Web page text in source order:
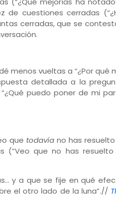
de cuestiones cerradas
cerradas, que se
menos vueltas a “¿Por qué
detallada a la
puedo poner de mi
que todavía no has
(“Veo que no has resuelto
y a que se fije en qué
el otro lado de la luna”.//